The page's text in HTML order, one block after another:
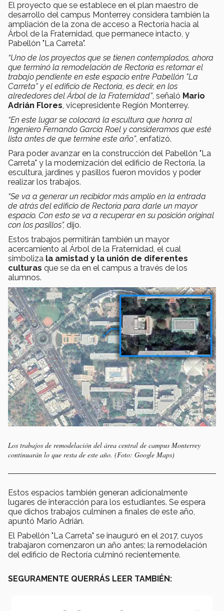
El proyecto que se establece en el plan maestro de
desarrollo del campus Monterrey considera también la
ampliación de la zona de acceso a Rectoría hacia al
Árbol de la Fraternidad, que permanece intacto, y
Pabellón "La Carreta".
“Uno de los proyectos que se tienen contemplados, ahora
que terminó la remodelación de Rectoría es retomar el
trabajo pendiente en este espacio entre Pabellón "La
Carreta" y el edificio de Rectoría, es decir, en los
alrededores del Árbol de la Fraternidad”, señaló Mario
Adrián Flores, vicepresidente Región Monterrey.
“En este lugar se colocará la escultura que honra al
Ingeniero Fernando García Roel y consideramos que esté
lista antes de que termine este año”, enfatizó.
Para poder avanzar en la construcción del Pabellón "La
Carreta" y la modernización del edificio de Rectoría, la
escultura, jardines y pasillos fueron movidos y poder
realizar los trabajos.
“Se va a generar un recibidor más amplio en la entrada
de atrás del edificio de Rectoría para darle un mayor
espacio. Con esto se va a recuperar en su posición original
con los pasillos”, dijo.
Estos trabajos permitirán también un mayor
acercamiento al Árbol de la Fraternidad, el cual
simboliza la amistad y la unión de diferentes
culturas que se da en el campus a través de los
alumnos.
Los trabajos de remodelación del área central de campus Monterrey
continuarán lo que resta de este año. (Foto: Google Maps)
Estos espacios también generan adicionalmente
lugares de interacción para los estudiantes. Se espera
que dichos trabajos culminen a finales de este año,
apuntó Mario Adrián.
El Pabellón "La Carreta" se inauguró en el 2017, cuyos
trabajaron comenzaron un año antes; la remodelación
del edificio de Rectoría culminó recientemente.
SEGURAMENTE QUERRÁS LEER TAMBIÉN: